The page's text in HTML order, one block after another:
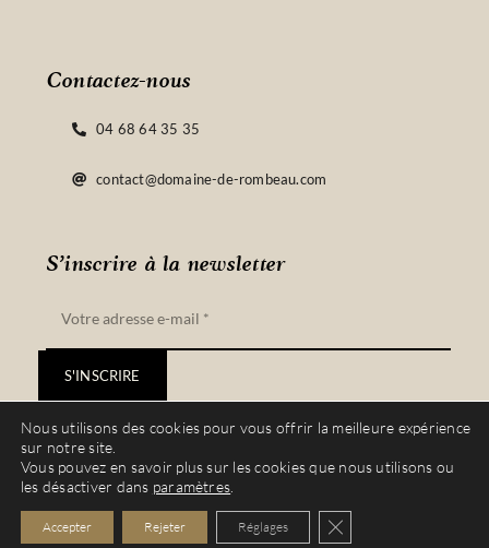
S’inscrire à la newsletter
S'INSCRIRE
Contactez-nous
04 68 64 35 35
contact@domaine-de-rombeau.com
© Copyright 2022 – 2023 | Site réalisé par
| Tous droits réservés |
L’abus d’alcool est dangereux pour la santé, à consommer avec modération.
Nous utilisons des cookies pour vous offrir la meilleure expérience
sur notre site.
Vous pouvez en savoir plus sur les cookies que nous utilisons ou
les désactiver dans paramètres
Accepter Rejeter Réglages Fermer la bannière